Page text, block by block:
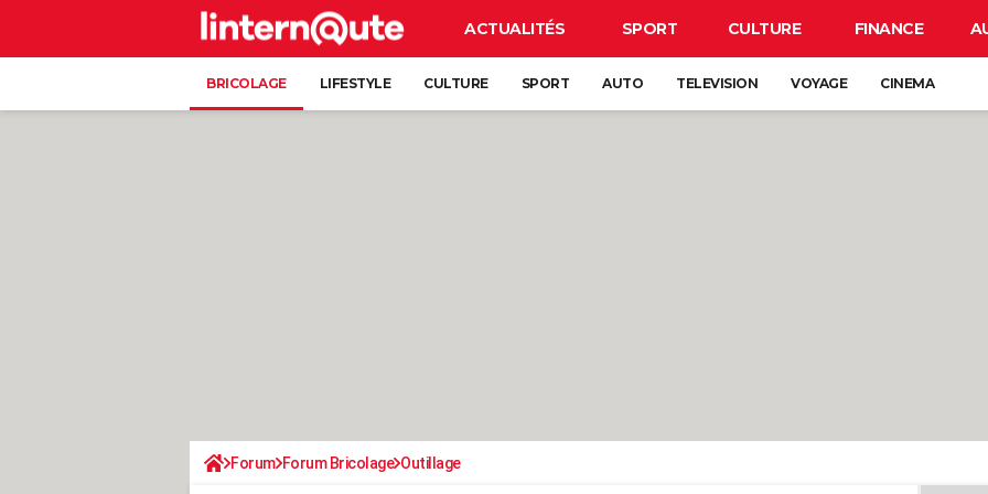
ACTUALITÉS SPORT CULTURE FINANCE
BRICOLAGE LIFESTYLE CULTURE SPORT AUTO TELEVISION VOYAGE CINEMA
Forum Forum Bricolage Outillage